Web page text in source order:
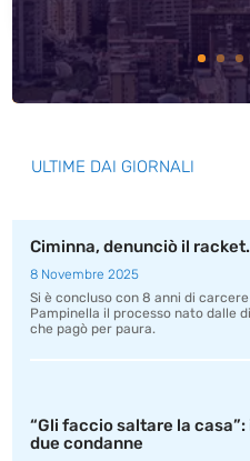
ULTIME DAI GIORNALI
Ciminna, denunciò il
8 Novembre 2025
Si è concluso con 8 anni di
Pampinella il processo nato dalle
che pagò per paura.
“Gli faccio saltare la
due condanne